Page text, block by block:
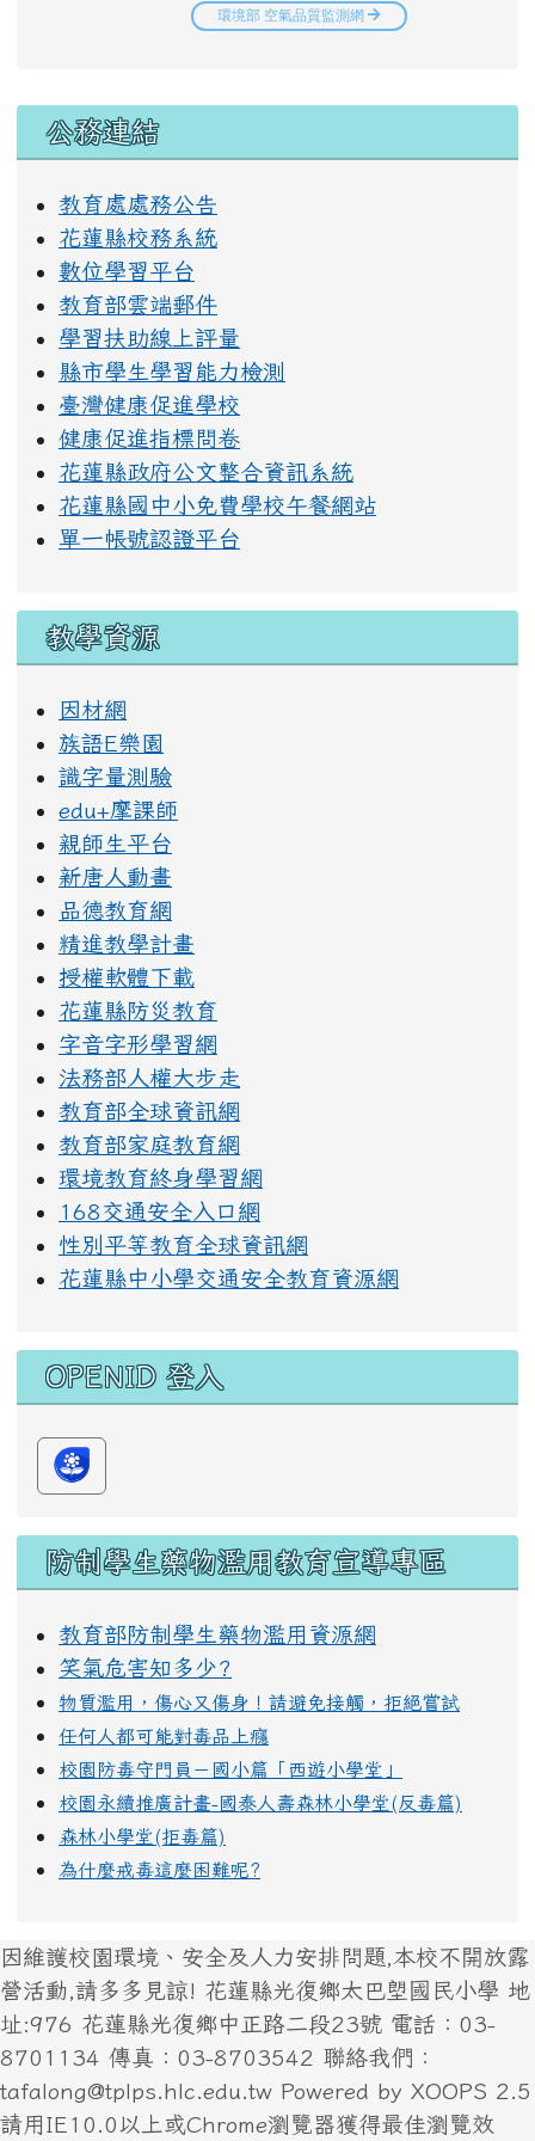
右邊區域內容
公務連結
教育處處務公告
花蓮縣校務系統
數位學習平台
教育部雲端郵件
學習扶助線上評量
縣市學生學習能力檢測
臺灣健康促進學校
健康促進指標問卷
花蓮縣政府公文整合資訊系統
花蓮縣國中小免費學校午餐網站
單一帳號認證平台
教學資源
因材網
族語E樂園
識字量測驗
edu+摩課師
親師生平台
新唐人動畫
品德教育網
精進教學計畫
授權軟體下載
花蓮縣防災教育
字音字形學習網
法務部人權大步走
教育部全球資訊網
教育部家庭教育網
環境教育終身學習網
168交通安全入口網
性別平等教育全球資訊網
花蓮縣中小學交通安全教育資源網
OPENID 登入
防制學生藥物濫用教育宣導專區
教育部防制學生藥物濫用資源網
笑氣危害知多少?
物質濫用，傷心又傷身！請避免接觸，拒絕嘗試
任何人都可能對毒品上癮
校園防毒守門員－國小篇「西遊小學堂」
校園永續推廣計畫-國泰人壽森林小學堂(反毒篇)
森林小學堂(拒毒篇)
為什麼戒毒這麼困難呢?
因維護校園環境、安全及人力安排問題,本校不開放露
營活動,請多多見諒! 花蓮縣光復鄉太巴塱國民小學 地
址:976 花蓮縣光復鄉中正路二段23號 電話：03-
8701134 傳真：03-8703542 聯絡我們：
tafalong@tplps.hlc.edu.tw Powered by XOOPS 2.5
請用IE10.0以上或Chrome瀏覽器獲得最佳瀏覽效